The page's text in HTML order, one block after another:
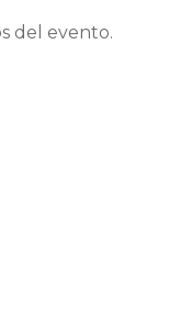
del evento.